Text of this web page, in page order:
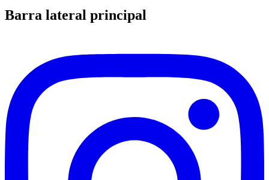
Barra lateral principal